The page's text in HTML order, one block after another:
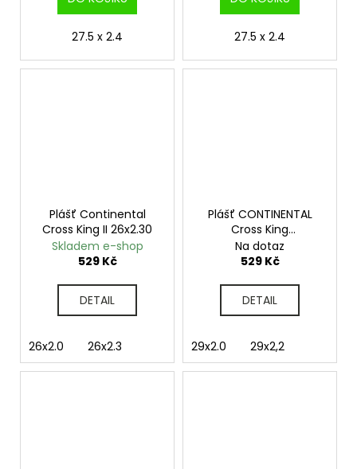
27.5 x 2.4 27.5 x 2.4
Plášť Continental
Cross King II 26x2.30
Skladem e-shop
529 Kč
DETAIL
26x2.0 26x2.3
Plášť CONTINENTAL
Cross King
Performance 29" drát
Na dotaz
529 Kč
DETAIL
29x2.0 29x2,2